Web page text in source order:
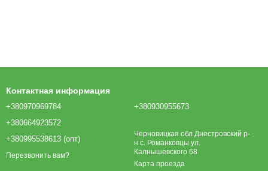
Контактная информация
+380970969784
+380664923572
+380995538613 (опт)
Перезвонить вам?
+380930955673
Черновицкая обл Днестровский р-
н с. Романковцы ул.
Калнышевского 68
Карта проезда